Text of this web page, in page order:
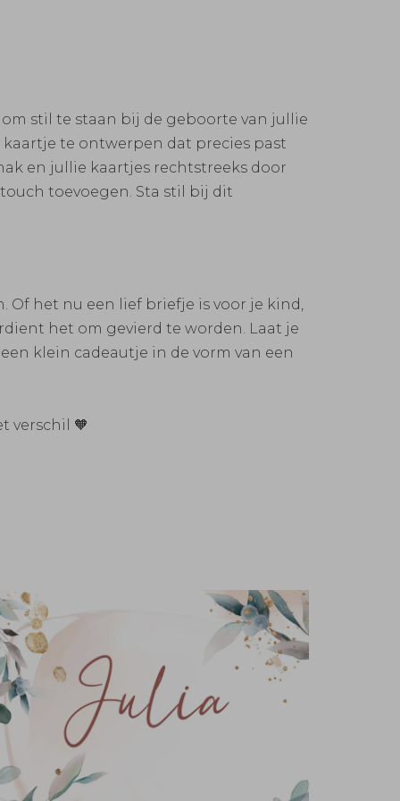
stil te staan bij de geboorte van jullie
te ontwerpen dat precies past
en jullie kaartjes rechtstreeks door
toevoegen. Sta stil bij dit
het nu een lief briefje is voor je kind,
het om gevierd te worden. Laat je
klein cadeautje in de vorm van een
verschil 🧡